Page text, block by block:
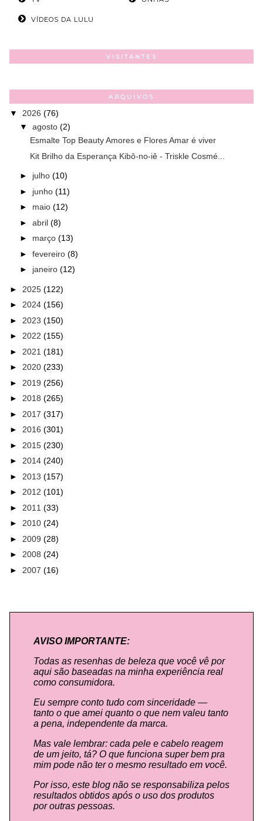
VÍDEOS DA LULU
VISITANTES
ARQUIVOS
▼ 2026 (76)
▼ agosto (2)
Esmalte Top Beauty Amores e Flores Amar é viver
Kit Brilho da Esperança Kibô-no-iê - Triskle Cosmé...
► julho (10)
► junho (11)
► maio (12)
► abril (8)
► março (13)
► fevereiro (8)
► janeiro (12)
► 2025 (122)
► 2024 (156)
► 2023 (150)
► 2022 (155)
► 2021 (181)
► 2020 (233)
► 2019 (256)
► 2018 (265)
► 2017 (317)
► 2016 (301)
► 2015 (230)
► 2014 (240)
► 2013 (157)
► 2012 (101)
► 2011 (33)
► 2010 (24)
► 2009 (28)
► 2008 (24)
► 2007 (16)
AVISO IMPORTANTE:
Todas as resenhas de beleza que você vê por
aqui são baseadas na minha experiência real
como consumidora.
Eu sempre conto tudo com sinceridade —
tanto o que amei quanto o que nem valeu tanto
a pena, independente da marca.
Mas vale lembrar: cada pele e cabelo reagem
de um jeito, tá? O que funciona super bem pra
mim pode não ter o mesmo resultado em você.
Por isso, este blog não se responsabiliza pelos
resultados obtidos após o uso dos produtos
por outras pessoas.